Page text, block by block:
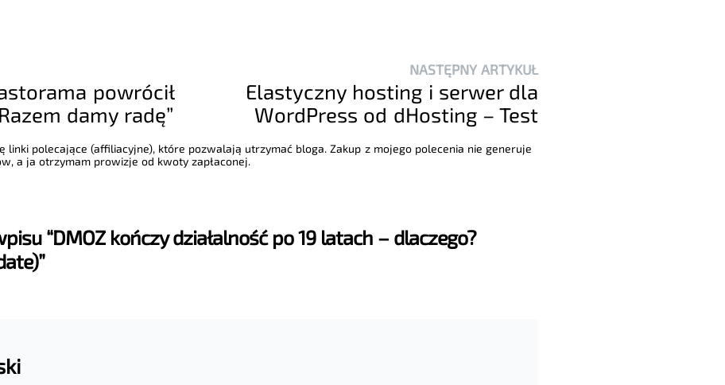
powrócił
damy radę”
NASTĘPNY ARTYKUŁ
Elastyczny hosting i serwer dla
WordPress od dHosting – Test
linki polecające (affiliacyjne), które pozwalają utrzymać bloga. Zakup z mojego polecenia nie generuje
a ja otrzymam prowizje od kwoty zapłaconej.
“DMOZ kończy działalność po 19 latach – dlaczego?